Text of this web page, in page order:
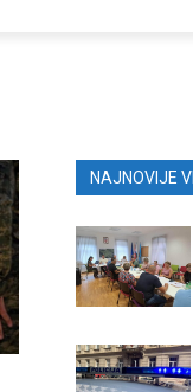
NAJNOVIJE